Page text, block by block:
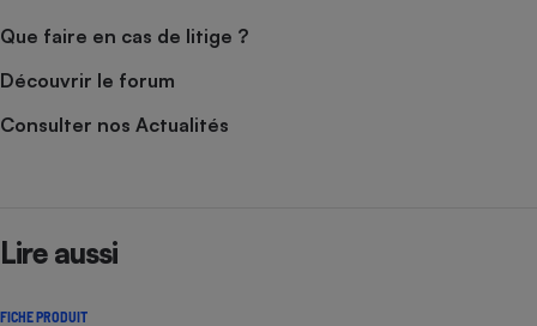
Que faire en cas de litige ?
Découvrir le forum
Consulter nos Actualités
Lire aussi
FICHE PRODUIT